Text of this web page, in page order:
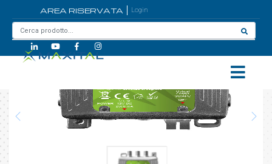
AREA RISERVATA Login
TXFOT1SWB